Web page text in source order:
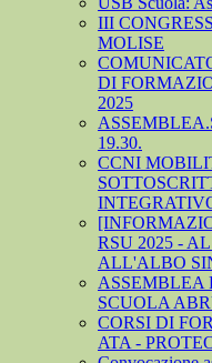
III
MOLISE
DI
2025
19.30.
CCNI
RSU 2025 -
ALL'ALBO
ASSEMBLEA
SCUOLA
CORSI DI
ATA -